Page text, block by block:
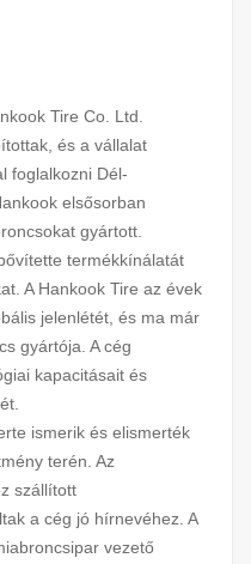
Tire Co. Ltd.
és a vállalat
foglalkozni Dél-
elsősorban
gyártott.
termékkínálatát
A Hankook Tire az évek
jelenlétét, és ma már
gyártója. A cég
kapacitásait és
ismerik és elismerték
terén. Az
szállított
a cég jó hírnevéhez. A
vezető